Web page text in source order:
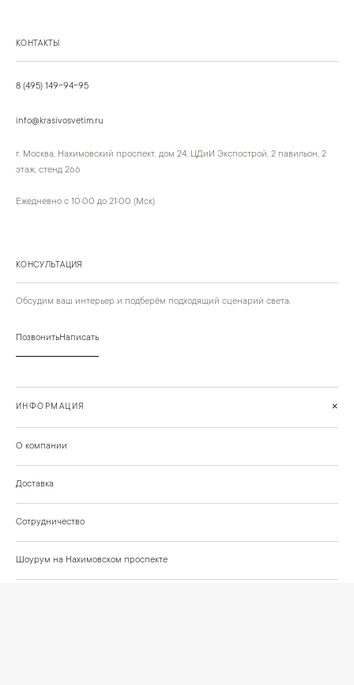
КОНТАКТЫ
8 (495) 149-94-95
info@krasivosvetim.ru
г. Москва, Нахимовский проспект, дом 24, ЦДиИ Экспострой, 2 павильон, 2
этаж, стенд 266
Ежедневно с 10:00 до 21:00 (Мск)
КОНСУЛЬТАЦИЯ
Обсудим ваш интерьер и подберём подходящий сценарий света.
ПозвонитьНаписать
ИНФОРМАЦИЯ +
О компании
Доставка
Сотрудничество
Шоурум на Нахимовском проспекте